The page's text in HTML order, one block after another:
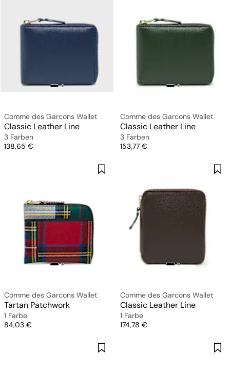
Comme des Garcons Wallet
Classic Leather Line
3 Farben
Preis
138,65 €
Comme des Garcons Wallet
Classic Leather Line
3 Farben
Preis
153,77 €
Comme des Garcons Wallet
Tartan Patchwork
1 Farbe
Preis
84,03 €
Comme des Garcons Wallet
Classic Leather Line
1 Farbe
Preis
174,78 €